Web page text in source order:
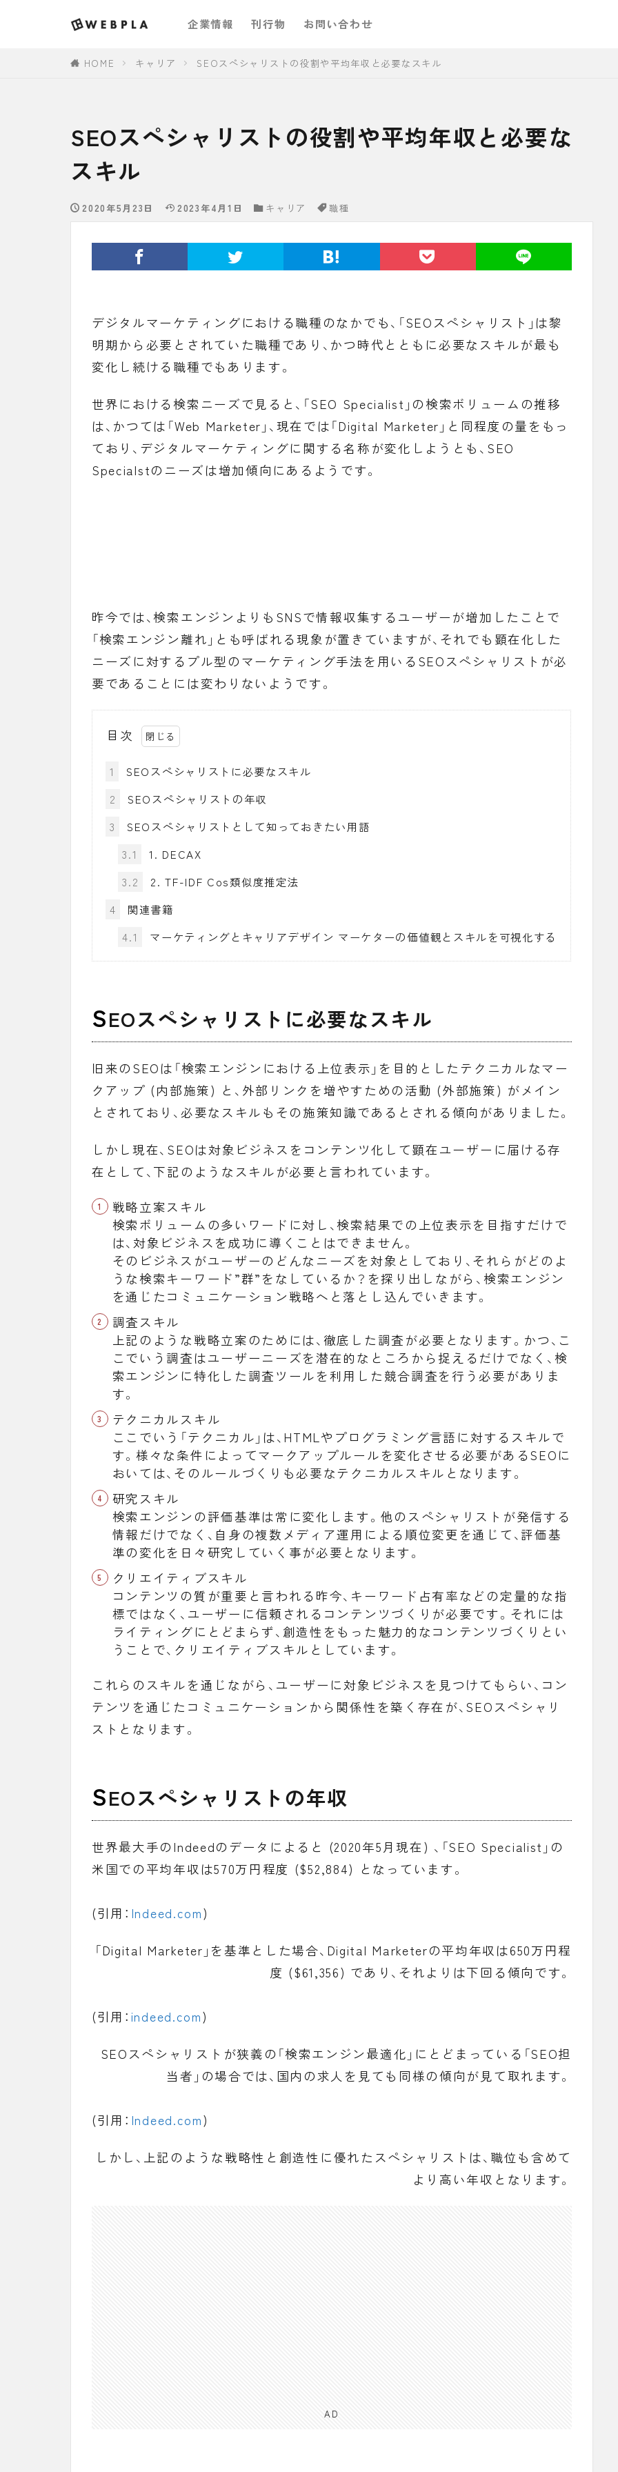
企業情報 刊行物 お問い合わせ
HOME キャリア SEOスペシャリストの役割や平均年収と必要なスキル
SEOスペシャリストの役割や平均年収と必要な
スキル
2020年5月23日 2023年4月1日 キャリア 職種
デジタルマーケティングにおける職種のなかでも、「SEOスペシャリスト 」は黎
明期から必要とされていた職種であり、かつ時代とともに必要なスキルが最も
変化し続ける職種でもあります。
世界における検索ニーズで見ると、「SEO Specialist 」の検索ボリュームの推移
は、かつては「Web Marketer 」、現在では「Digital Marketer 」と同程度の量をもっ
ており、デジタルマーケティングに関する名称が変化しようとも、SEO
Specialstのニーズは増加傾向にあるようです。
昨今では、検索エンジンよりもSNSで情報収集するユーザーが増加したことで
「検索エンジン離れ 」とも呼ばれる現象が置きていますが、それでも顕在化した
ニーズに対するプル型のマーケティング手法を用いるSEOスペシャリストが必
要であることには変わりないようです。
目次
1
SEOスペシャリストに必要なスキル
2
SEOスペシャリストの年収
3
SEOスペシャリストとして知っておきたい用語
3.1
1. DECAX
3.2
2. TF-IDF Cos類似度推定法
4
関連書籍
4.1
マーケティングとキャリアデザイン マーケターの価値観とスキルを可視化する
SEOスペシャリストに必要なスキル
旧来のSEOは「検索エンジンにおける上位表示 」を目的としたテクニカルなマー
クアップ (内部施策) と、外部リンクを増やすための活動 (外部施策) がメイン
とされており、必要なスキルもその施策知識であるとされる傾向がありました。
しかし現在、SEOは対象ビジネスをコンテンツ化して顕在ユーザーに届ける存
在として、下記のようなスキルが必要と言われています。
戦略立案スキル
検索ボリュームの多いワードに対し、検索結果での上位表示を目指すだけで
は、対象ビジネスを成功に導くことはできません。
そのビジネスがユーザーのどんなニーズを対象としており、それらがどのよ
うな検索キーワード”群”をなしているか？を探り出しながら、検索エンジン
を通じたコミュニケーション戦略へと落とし込んでいきます。
調査スキル
上記のような戦略立案のためには、徹底した調査が必要となります。かつ、こ
こでいう調査はユーザーニーズを潜在的なところから捉えるだけでなく、検
索エンジンに特化した調査ツールを利用した競合調査を行う必要がありま
す。
テクニカルスキル
ここでいう「テクニカル」は、HTMLやプログラミング言語に対するスキルで
す。様々な条件によってマークアップルールを変化させる必要があるSEOに
おいては、そのルールづくりも必要なテクニカルスキルとなります。
研究スキル
検索エンジンの評価基準は常に変化します。他のスペシャリストが発信する
情報だけでなく、自身の複数メディア運用による順位変更を通じて、評価基
準の変化を日々研究していく事が必要となります。
クリエイティブスキル
コンテンツの質が重要と言われる昨今、キーワード占有率などの定量的な指
標ではなく、ユーザーに信頼されるコンテンツづくりが必要です。それには
ライティングにとどまらず、創造性をもった魅力的なコンテンツづくりとい
うことで、クリエイティブスキルとしています。
これらのスキルを通じながら、ユーザーに対象ビジネスを見つけてもらい、コン
テンツを通じたコミュニケーションから関係性を築く存在が、SEOスペシャリ
ストとなります。
SEOスペシャリストの年収
世界最大手のIndeedのデータによると (2020年5月現在) 、「SEO Specialist」の
米国での平均年収は570万円程度 ($52,884) となっています。
(引用： Indeed.com)
「Digital Marketer 」を基準とした場合、Digital Marketerの平均年収は650万円程
度 ($61,356) であり、それよりは下回る傾向です。
(引用： indeed.com)
SEOスペシャリストが狭義の「検索エンジン最適化」にとどまっている「SEO担
当者 」の場合では、国内の求人を見ても同様の傾向が見て取れます。
(引用： Indeed.com)
しかし、上記のような戦略性と創造性に優れたスペシャリストは、職位も含めて
より高い年収となります。
AD